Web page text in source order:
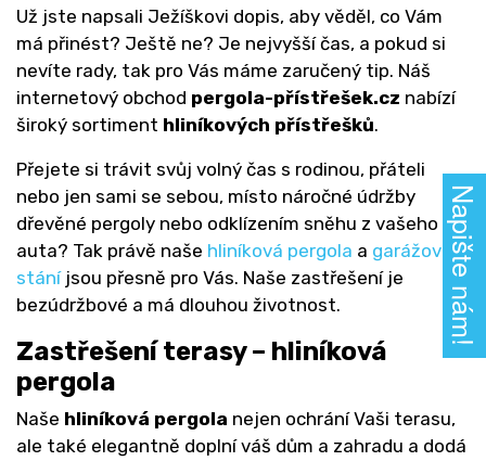
Už jste napsali Ježíškovi dopis, aby věděl, co Vám
má přinést? Ještě ne? Je nejvyšší čas, a pokud si
nevíte rady, tak pro Vás máme zaručený tip. Náš
internetový obchod pergola-přístřešek.cz nabízí
široký sortiment hliníkových přístřešků.
Přejete si trávit svůj volný čas s rodinou, přáteli
nebo jen sami se sebou, místo náročné údržby
dřevěné pergoly nebo odklízením sněhu z vašeho
auta? Tak právě naše hliníková pergola a garážové
stáníjsou přesně pro Vás. Naše zastřešení je
bezúdržbové a má dlouhou životnost.
Zastřešení terasy – hliníková
pergola
Naše hliníková pergola nejen ochrání Vaši terasu,
ale také elegantně doplní váš dům a zahradu a dodá
Napište nám!